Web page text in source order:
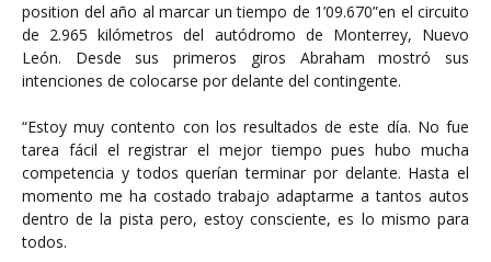
position del año al marcar un tiempo de 1’09.670”en el circuito
de 2.965 kilómetros del autódromo de Monterrey, Nuevo
León. Desde sus primeros giros Abraham mostró sus
intenciones de colocarse por delante del contingente.
“Estoy muy contento con los resultados de este día. No fue
tarea fácil el registrar el mejor tiempo pues hubo mucha
competencia y todos querían terminar por delante. Hasta el
momento me ha costado trabajo adaptarme a tantos autos
dentro de la pista pero, estoy consciente, es lo mismo para
todos.